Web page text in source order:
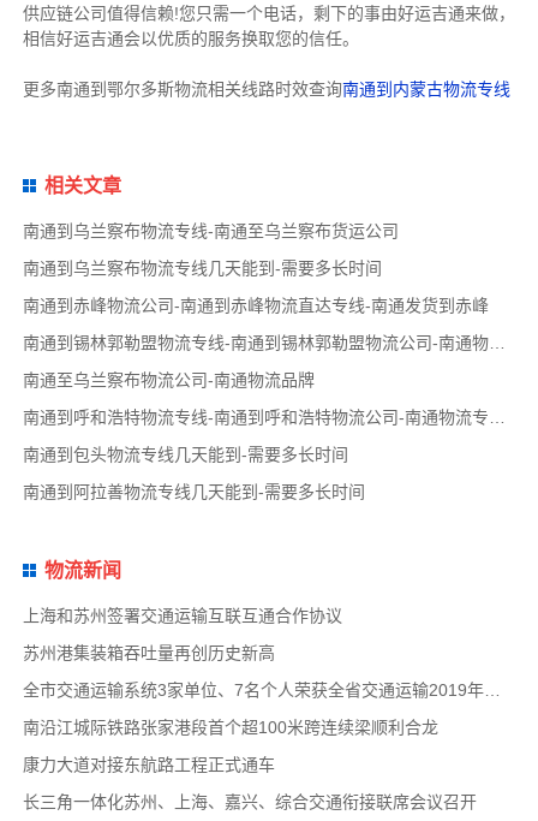
供应链公司值得信赖!您只需一个电话，剩下的事由好运吉通来做，
相信好运吉通会以优质的服务换取您的信任。
更多南通到鄂尔多斯物流相关线路时效查询南通到内蒙古物流专线
相关文章
南通到乌兰察布物流专线-南通至乌兰察布货运公司
南通到乌兰察布物流专线几天能到-需要多长时间
南通到赤峰物流公司-南通到赤峰物流直达专线-南通发货到赤峰
南通到锡林郭勒盟物流专线-南通到锡林郭勒盟物流公司-南通物流专线品牌
南通至乌兰察布物流公司-南通物流品牌
南通到包头物流专线几天能到-需要多长时间
南通到阿拉善物流专线几天能到-需要多长时间
物流新闻
上海和苏州签署交通运输互联互通合作协议
苏州港集装箱吞吐量再创历史新高
全市交通运输系统3家单位、7名个人荣获全省交通运输2019年度扫黑除恶专项斗争先进集体和先
南沿江城际铁路张家港段首个超100米跨连续梁顺利合龙
康力大道对接东航路工程正式通车
长三角一体化苏州、上海、嘉兴、综合交通衔接联席会议召开